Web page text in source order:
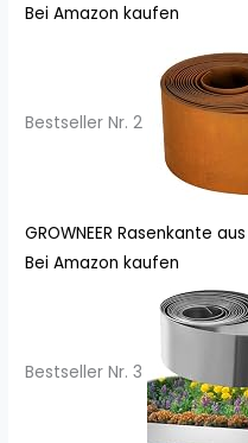
Bei Amazon kaufen
Bestseller Nr. 2
GROWNEER Rasenkante
Bei Amazon kaufen
Bestseller Nr. 3